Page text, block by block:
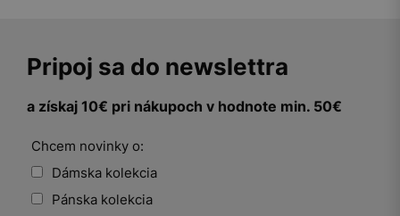
Pripoj sa do newslettra
a získaj 10€ pri nákupoch v hodnote min. 50€
Chcem novinky o:
Dámska kolekcia
Pánska kolekcia